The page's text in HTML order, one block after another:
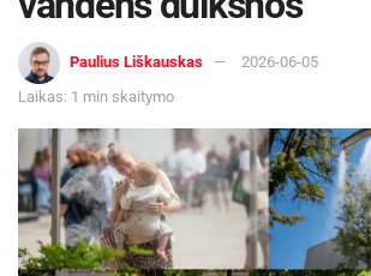
Paulius Liškauskas
2026-06-05
Laikas: 1 min skaitymo